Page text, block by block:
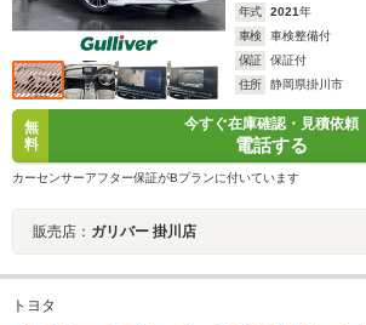
年式 2021年
車検
車検整備付
保証
保証付
住所
静岡県掛川市
無
料
今すぐ在庫確認・見積依頼
電話する
カーセンサーアフター保証がBプランに付いています
販売店： ガリバー 掛川店
トヨタ